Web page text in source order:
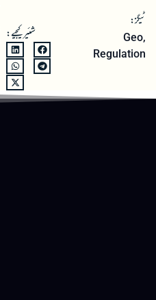
ٹیگز:
Geo,
Regulation
شئیر کیجیے: